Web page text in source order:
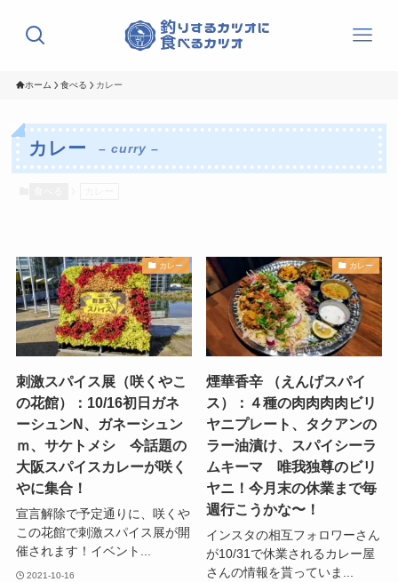
ホーム 食べる カレー
カレー – curry –
カレー
刺激スパイス展（咲くやこ
の花館）：10/16初日ガネ
ーシュンN、ガネーシュン
ｍ、サケトメシ 今話題の
大阪スパイスカレーが咲く
やに集合！
宣言解除で予定通りに、咲くや
この花館で刺激スパイス展が開
催されます！イベント...
2021-10-16
カレー
煙華香辛 （えんげスパイ
ス）：４種の肉肉肉肉ビリ
ヤニプレート、タクアンの
ラー油漬け、スパイシーラ
ムキーマ 唯我独尊のビリ
ヤニ！今月末の休業まで毎
週行こうかな〜！
インスタの相互フォロワーさん
が10/31で休業されるカレー屋
さんの情報を貰っていま...